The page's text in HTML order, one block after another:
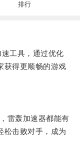
排行
工具，通过优化
获得更顺畅的游戏
雷轰加速器都能有
松击败对手，成为